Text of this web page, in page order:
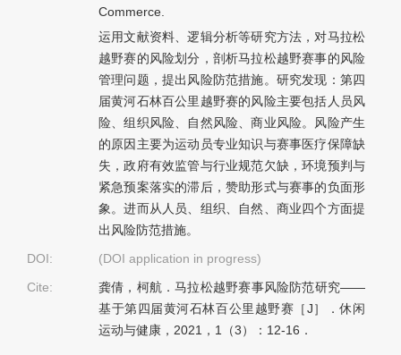
Commerce.
运用文献资料、逻辑分析等研究方法，对马拉松
越野赛的风险划分，剖析马拉松越野赛事的风险
管理问题，提出风险防范措施。研究发现：第四
届黄河石林百公里越野赛的风险主要包括人员风
险、组织风险、自然风险、商业风险。风险产生
的原因主要为运动员专业知识与赛事医疗保障缺
失，政府有效监管与行业规范欠缺，环境预判与
紧急预案落实的滞后，赞助形式与赛事的负面形
象。进而从人员、组织、自然、商业四个方面提
出风险防范措施。
DOI:
(DOI application in progress)
Cite:
龚倩，柯航．马拉松越野赛事风险防范研究——
基于第四届黄河石林百公里越野赛［J］．休闲
运动与健康，2021，1（3）：12-16．